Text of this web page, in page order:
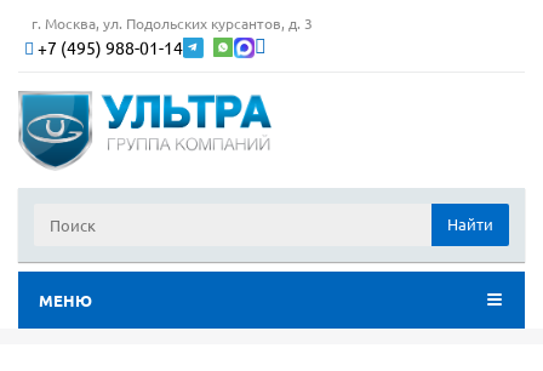
г. Москва, ул. Подольских курсантов, д. 3
+7 (495) 988-01-14
Найти
МЕНЮ